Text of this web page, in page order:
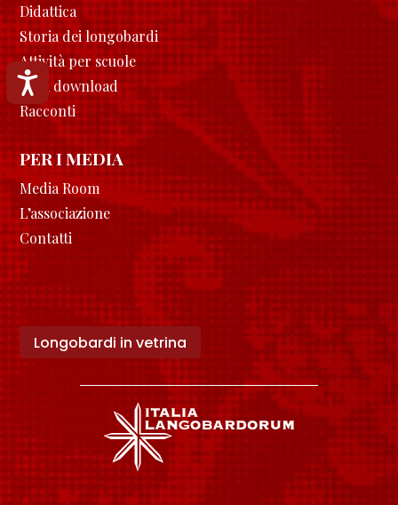
Accessibilità
Didattica
Storia dei longobardi
Attività per scuole
Area download
Racconti
PER I MEDIA
Media Room
L’associazione
Contatti
Longobardi in vetrina